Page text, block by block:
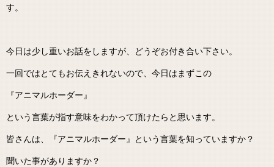
す。
今日は少し重いお話をしますが、どうぞお付き合い下さい。
一回ではとてもお伝えきれないので、今日はまずこの
『アニマルホーダー』
という言葉が指す意味をわかって頂けたらと思います。
皆さんは、『アニマルホーダー』という言葉を知っていますか？
聞いた事がありますか？